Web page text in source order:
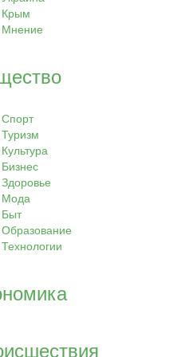
Крым
Мнение
Спорт
Туризм
Культура
Бизнес
Здоровье
Мода
Быт
Образование
Технологии